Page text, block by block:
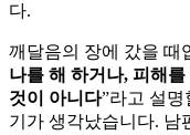
다.
깨달음의 장에 갔을 때
나를 해 하거나, 피해
것이 아니다”라고 설
기가 생각났습니다. 남